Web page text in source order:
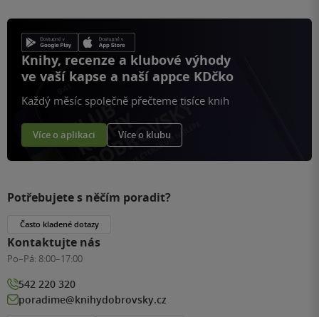
Knihy, recenze a klubové výhody
ve vaší kapse a naší appce KDčko
Každý měsíc společně přečteme tisíce knih
Více o aplikaci Více o klubu
Potřebujete s něčím poradit?
Často kladené dotazy
Kontaktujte nás
Po–Pá: 8:00–17:00
542 220 320
poradime@knihydobrovsky.cz